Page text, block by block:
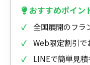
おすすめポイン
全国展開のフラ
Web限定割引で
LINEで簡単見積